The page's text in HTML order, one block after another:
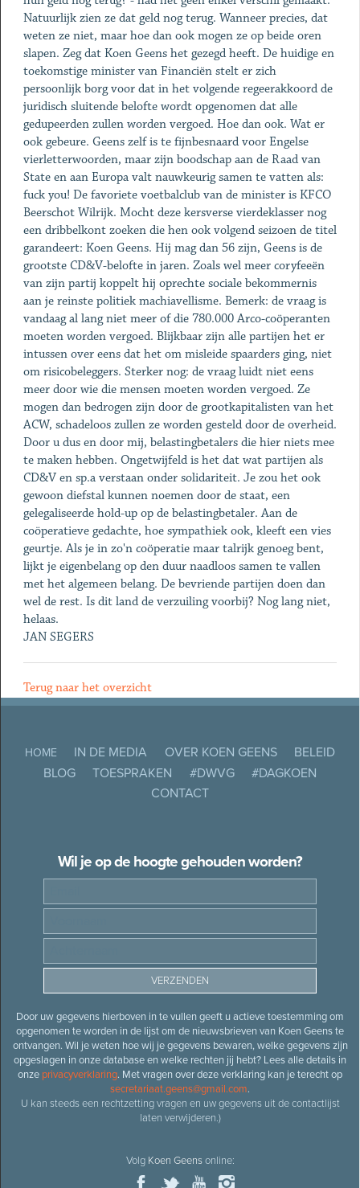
Natuurlijk zien ze dat geld nog terug. Wanneer precies, dat
weten ze niet, maar hoe dan ook mogen ze op beide oren
slapen. Zeg dat Koen Geens het gezegd heeft. De huidige en
toekomstige minister van Financiën stelt er zich
persoonlijk borg voor dat in het volgende regeerakkoord de
juridisch sluitende belofte wordt opgenomen dat alle
gedupeerden zullen worden vergoed. Hoe dan ook. Wat er
ook gebeure. Geens zelf is te fijnbesnaard voor Engelse
vierletterwoorden, maar zijn boodschap aan de Raad van
State en aan Europa valt nauwkeurig samen te vatten als:
fuck you! De favoriete voetbalclub van de minister is KFCO
Beerschot Wilrijk. Mocht deze kersverse vierdeklasser nog
een dribbelkont zoeken die hen ook volgend seizoen de titel
garandeert: Koen Geens. Hij mag dan 56 zijn, Geens is de
grootste CD&V-belofte in jaren. Zoals wel meer coryfeeën
van zijn partij koppelt hij oprechte sociale bekommernis
aan je reinste politiek machiavellisme. Bemerk: de vraag is
vandaag al lang niet meer of die 780.000 Arco-coöperanten
moeten worden vergoed. Blijkbaar zijn alle partijen het er
intussen over eens dat het om misleide spaarders ging, niet
om risicobeleggers. Sterker nog: de vraag luidt niet eens
meer door wie die mensen moeten worden vergoed. Ze
mogen dan bedrogen zijn door de grootkapitalisten van het
ACW, schadeloos zullen ze worden gesteld door de overheid.
Door u dus en door mij, belastingbetalers die hier niets mee
te maken hebben. Ongetwijfeld is het dat wat partijen als
CD&V en sp.a verstaan onder solidariteit. Je zou het ook
gewoon diefstal kunnen noemen door de staat, een
gelegaliseerde hold-up op de belastingbetaler. Aan de
coöperatieve gedachte, hoe sympathiek ook, kleeft een vies
geurtje. Als je in zo'n coöperatie maar talrijk genoeg bent,
lijkt je eigenbelang op den duur naadloos samen te vallen
met het algemeen belang. De bevriende partijen doen dan
wel de rest. Is dit land de verzuiling voorbij? Nog lang niet,
helaas.
JAN SEGERS
Terug naar het overzicht
HOME IN DE MEDIA OVER KOEN GEENS
BELEID
BLOG
TOESPRAKEN #DWVG
#DAGKOEN
CONTACT
Wil je op de hoogte gehouden worden?
Door uw gegevens hierboven in te vullen geeft u actieve toestemming om
opgenomen te worden in de lijst om de nieuwsbrieven van Koen Geens te
ontvangen. Wil je weten hoe wij je gegevens bewaren, welke gegevens zijn
opgeslagen in onze database en welke rechten jij hebt? Lees alle details in
onze privacyverklaring. Met vragen over deze verklaring kan je terecht op
secretariaat.geens@gmail.com.
U kan steeds een rechtzetting vragen en uw gegevens uit de contactlijst
laten verwijderen.)
Volg Koen Geensonline: